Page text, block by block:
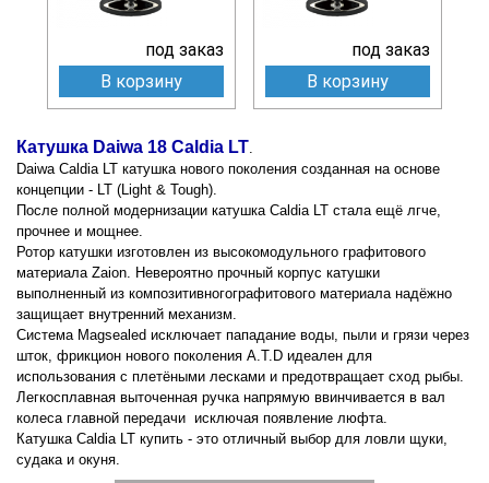
под заказ
В корзину
под заказ
В корзину
Катушка Daiwa 18 Caldia LT
Daiwa Caldia LT катушка нового поколения созданная на основе
концепции - LT (Light & Tough).
После полной модернизации катушка Caldia LT стала ещё лгче,
прочнее и мощнее.
Ротор катушки изготовлен из высокомодульного графитового
материала Zaion. Невероятно прочный корпус катушки
выполненный из композитивногографитового материала надёжно
защищает внутренний механизм.
Система Magsealed исключает пападание воды, пыли и грязи через
шток, фрикцион нового поколения A.T.D идеален для
использования с плетёными лесками и предотвращает сход рыбы.
Легкосплавная выточенная ручка напрямую ввинчивается в вал
колеса главной передачи исключая появление люфта.
Катушка Caldia LT купить - это отличный выбор для ловли щуки,
судака и окуня.